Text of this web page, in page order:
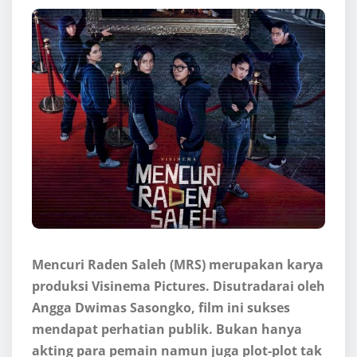
Mencuri Raden Saleh (MRS) merupakan karya
produksi Visinema Pictures. Disutradarai oleh
Angga Dwimas Sasongko, film ini sukses
mendapat perhatian publik. Bukan hanya
akting para pemain namun juga plot-plot tak